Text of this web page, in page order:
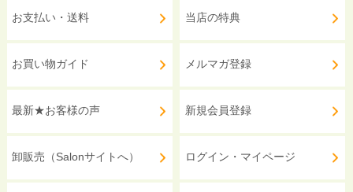
お支払い・送料
お買い物ガイド
最新★お客様の声
卸販売（Salonサイトへ）
当店の特典
メルマガ登録
新規会員登録
ログイン・マイページ